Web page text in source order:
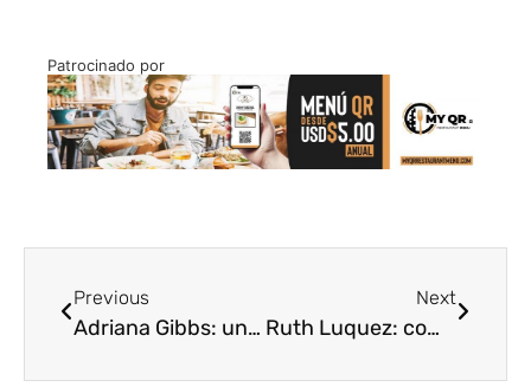
Patrocinado por
Previous
Adriana Gibbs: una vida que se cata
Next
Ruth Luquez: comunicar con propósito desde la experiencia